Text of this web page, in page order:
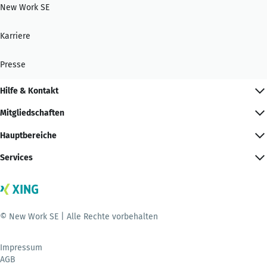
New Work SE
Karriere
Presse
Hilfe & Kontakt
Mitgliedschaften
Hauptbereiche
Services
© New Work SE | Alle Rechte vorbehalten
Impressum
AGB